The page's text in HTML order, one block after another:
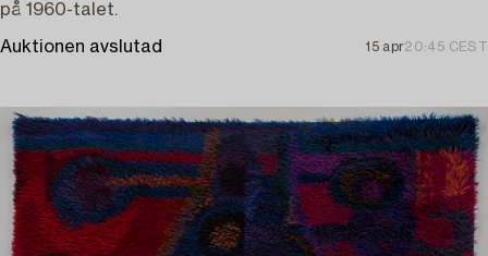
på 1960-talet.
Auktionen avslutad 15 apr20:45 CEST